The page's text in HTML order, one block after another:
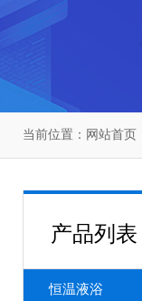
当前位置： 网站首页
产品列表
恒温液浴